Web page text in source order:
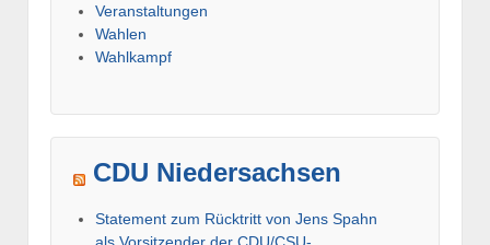
Veranstaltungen
Wahlen
Wahlkampf
CDU Niedersachsen
Statement zum Rücktritt von Jens Spahn
als Vorsitzender der CDU/CSU-